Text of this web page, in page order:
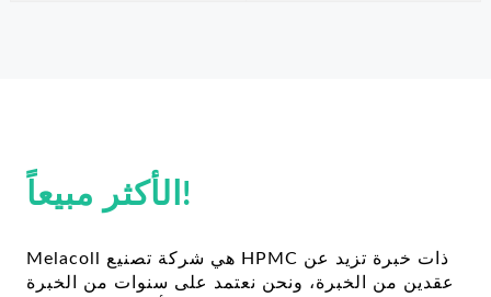
الأكثر مبيعاً!
Melacoll هي شركة تصنيع HPMC ذات خبرة تزيد عن
عقدين من الخبرة، ونحن نعتمد على سنوات من الخبرة